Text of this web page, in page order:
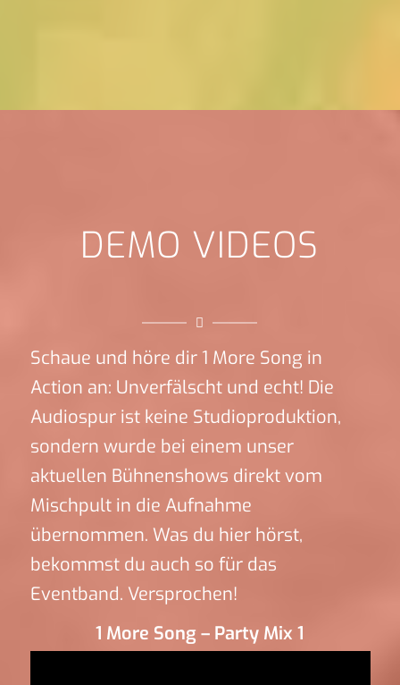
DEMO VIDEOS
Schaue und höre dir 1 More Song in
Action an: Unverfälscht und echt! Die
Audiospur ist keine Studioproduktion,
sondern wurde bei einem unser
aktuellen Bühnenshows direkt vom
Mischpult in die Aufnahme
übernommen. Was du hier hörst,
bekommst du auch so für das
Eventband. Versprochen!
1 More Song – Party Mix 1